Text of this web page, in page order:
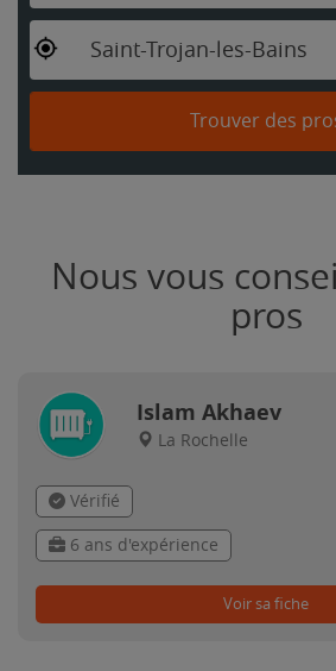
Saint-Trojan-les-Bains
Trouver des
Nous vous
pros
Islam Akhaev
La Rochelle
Vérifié
6 ans d'expérience
Voir sa fiche